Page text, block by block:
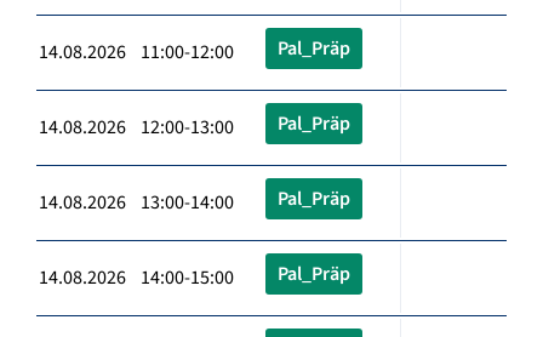
14.08.2026 11:00-12:00 Pal_Präp
14.08.2026 12:00-13:00 Pal_Präp
14.08.2026 13:00-14:00 Pal_Präp
14.08.2026 14:00-15:00 Pal_Präp